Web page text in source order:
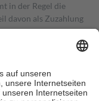
in der Regel die
davon als Zuzahlung
in Höhe von zehn
als die tatsächlichen
Apotheken.